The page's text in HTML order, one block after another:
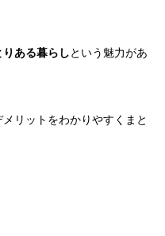
ある暮らしという魅力があ
リットをわかりやすくまと